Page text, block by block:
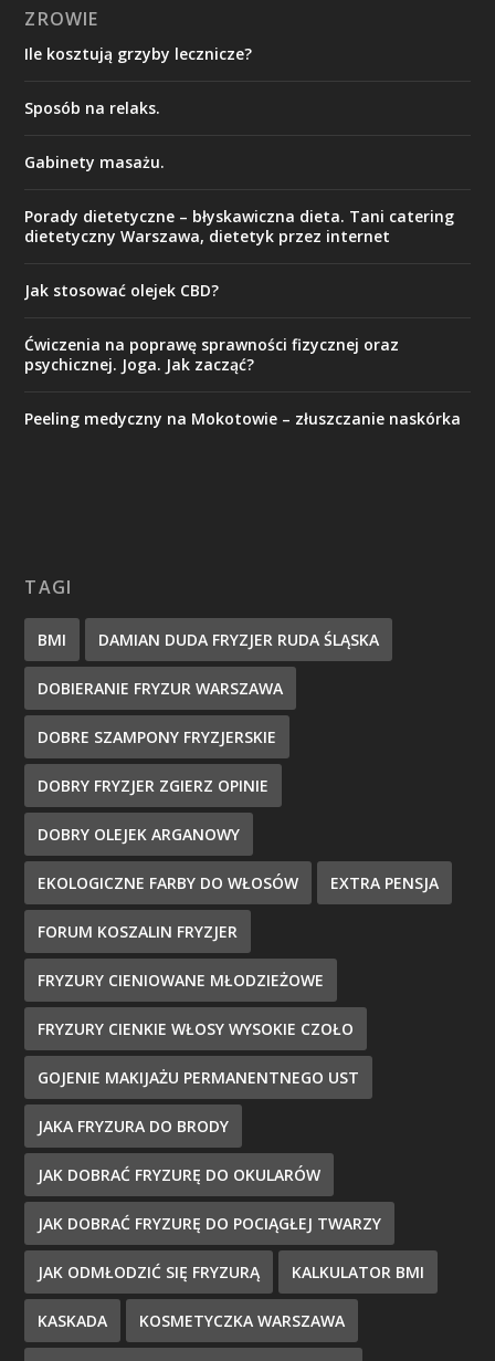
ZROWIE
Ile kosztują grzyby lecznicze?
Sposób na relaks.
Gabinety masażu.
Porady dietetyczne – błyskawiczna dieta. Tani catering
dietetyczny Warszawa, dietetyk przez internet
Jak stosować olejek CBD?
Ćwiczenia na poprawę sprawności fizycznej oraz
psychicznej. Joga. Jak zacząć?
Peeling medyczny na Mokotowie – złuszczanie naskórka
TAGI
BMI DAMIAN DUDA FRYZJER RUDA ŚLĄSKA
DOBIERANIE FRYZUR WARSZAWA
DOBRE SZAMPONY FRYZJERSKIE
DOBRY FRYZJER ZGIERZ OPINIE
DOBRY OLEJEK ARGANOWY
EKOLOGICZNE FARBY DO WŁOSÓW EXTRA PENSJA
FORUM KOSZALIN FRYZJER
FRYZURY CIENIOWANE MŁODZIEŻOWE
FRYZURY CIENKIE WŁOSY WYSOKIE CZOŁO
GOJENIE MAKIJAŻU PERMANENTNEGO UST
JAKA FRYZURA DO BRODY
JAK DOBRAĆ FRYZURĘ DO OKULARÓW
JAK DOBRAĆ FRYZURĘ DO POCIĄGŁEJ TWARZY
JAK ODMŁODZIĆ SIĘ FRYZURĄ KALKULATOR BMI
KASKADA KOSMETYCZKA WARSZAWA